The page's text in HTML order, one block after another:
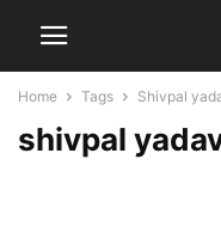
Home Tags Shivpal
shivpal